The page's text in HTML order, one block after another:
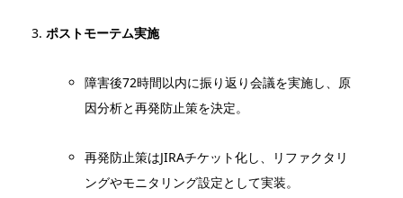
ポストモーテム実施
障害後72時間以内に振り返り会議を実施し、原
因分析と再発防止策を決定。
再発防止策はJIRAチケット化し、リファクタリ
ングやモニタリング設定として実装。